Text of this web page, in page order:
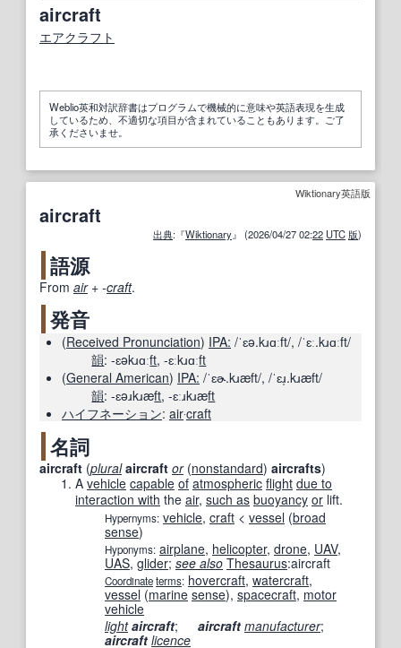
aircraft
エアクラフト
Weblio英和対訳辞書はプログラムで機械的に意味や英語表現を生成
しているため、不適切な項目が含まれていることもあります。ご了
承くださいませ。
Wiktionary英語版
aircraft
出典:『Wiktionary』 (2026/04/27 02:22 UTC 版)
語源
From air+‎ -craft.
発音
(Received Pronunciation) IPA: /ˈɛə.kɹɑːft/, /ˈɛː.kɹɑːft/
韻:-ɛəkɹɑːft,-ɛːkɹɑːft
(General American) IPA: /ˈɛɚ.kɹæft/, /ˈɛɹ̩.kɹæft/
韻:-ɛəɹkɹæft,-ɛːɹkɹæft
ハイフネーション: air‧craft
名詞
aircraft (plural aircraft or (nonstandard) aircrafts)
A vehicle capable of atmospheric flight due to
interaction with the air, such as buoyancy or lift.
Hypernyms: vehicle, craft < vessel (broad
sense)
Hyponyms: airplane, helicopter, drone, UAV,
UAS, glider; see also Thesaurus:aircraft
Coordinateterms: hovercraft, watercraft,
vessel (marine sense), spacecraft, motor
vehicle
light aircraft; aircraft manufacturer;
aircraft licence